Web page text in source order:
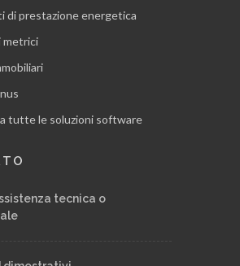
di prestazione energetica
metrici
tutte le soluzioni software
tecnica o